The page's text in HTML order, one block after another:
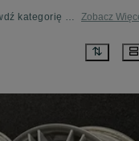
kia sportage - Zachodniopomorskie - sprawdź kategorię Motoryzacja Zobacz